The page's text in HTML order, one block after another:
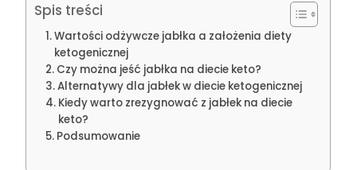
Spis treści
Wartości odżywcze jabłka a założenia diety
ketogenicznej
Czy można jeść jabłka na diecie keto?
Alternatywy dla jabłek w diecie ketogenicznej
Kiedy warto zrezygnować z jabłek na diecie
keto?
Podsumowanie